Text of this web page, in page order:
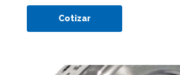
Cotizar